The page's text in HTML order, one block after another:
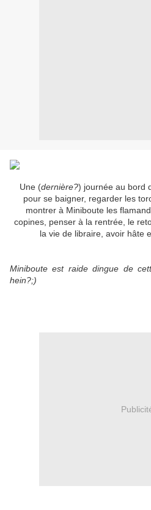
Une (dernière?) journée au bord
pour se baigner, regarder les
montrer à Miniboute les
copines, penser à la rentrée, le
la vie de libraire, avoir hâte
Miniboute est raide dingue de
hein?;)